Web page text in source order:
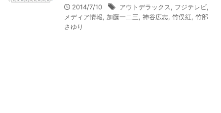
2014/7/10 アウトデラックス, フジテレビ,
メディア情報, 加藤一二三, 神谷広志, 竹俣紅, 竹部
さゆり